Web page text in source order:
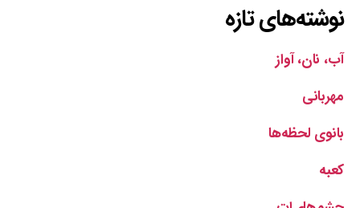
نوشته‌های تازه
آب، نان، آواز
مهربانی
بانوی لحظه‌ها
کعبه